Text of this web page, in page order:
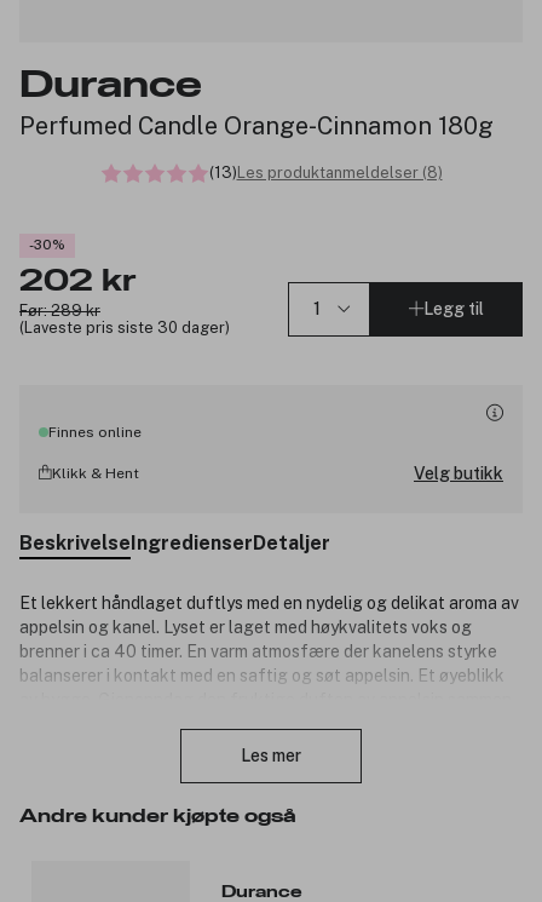
Durance
Perfumed Candle Orange-Cinnamon 180g
(13) Les produktanmeldelser (8)
-30%
202 kr
Før: 289 kr
(Laveste pris siste 30 dager)
Legg til
Finnes online
Klikk & Hent Velg butikk
BeskrivelseIngredienserDetaljer
Et lekkert håndlaget duftlys med en nydelig og delikat aroma av
appelsin og kanel. Lyset er laget med høykvalitets voks og
brenner i ca 40 timer. En varm atmosfære der kanelens styrke
balanserer i kontakt med en saftig og søt appelsin. Et øyeblikk
Topp noter: Brasiliansk appelsin / Sitron / Appelsinskall.
Hjerte noter:Tonka bønner / Ceylon kanel / Nellik.
Durance er et fransk merke fra Provence som lager produkter
Les mer
Andre kunder kjøpte også
Durance